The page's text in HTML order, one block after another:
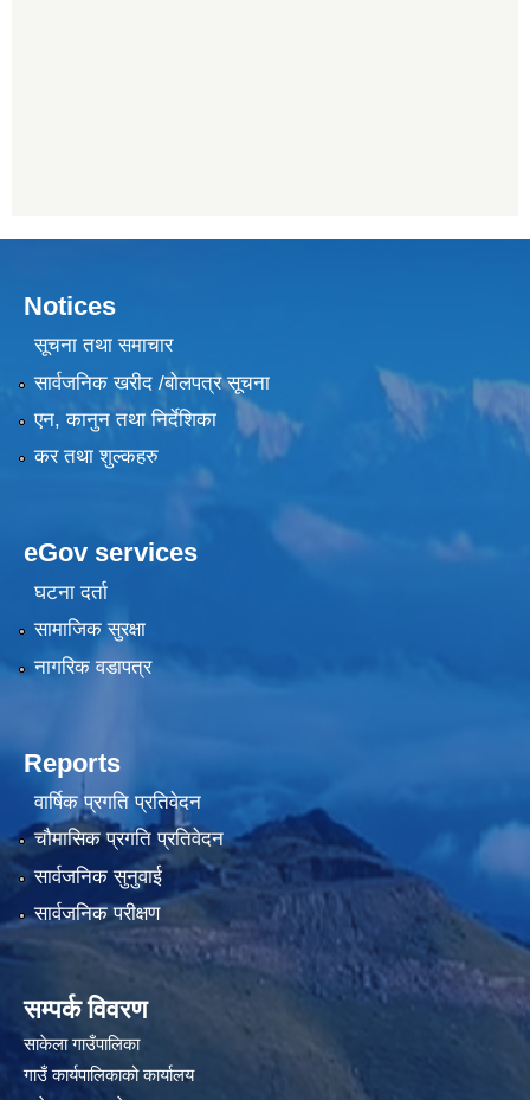
Notices
सूचना तथा समाचार
सार्वजनिक खरीद /बोलपत्र सूचना
एन, कानुन तथा निर्देशिका
कर तथा शुल्कहरु
eGov services
घटना दर्ता
सामाजिक सुरक्षा
नागरिक वडापत्र
Reports
वार्षिक प्रगति प्रतिवेदन
चौमासिक प्रगति प्रतिवेदन
सार्वजनिक सुनुवाई
सार्वजनिक परीक्षण
सम्पर्क विवरण
साकेला गाउँपालिका
गाउँ कार्यपालिकाको कार्यालय